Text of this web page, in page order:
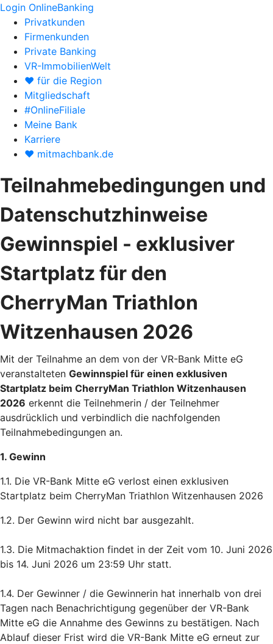
Login OnlineBanking
Privatkunden
Firmenkunden
Private Banking
VR-ImmobilienWelt
♥ für die Region
Mitgliedschaft
#OnlineFiliale
Meine Bank
Karriere
♥ mitmachbank.de
Teilnahmebedingungen und
Datenschutzhinweise
Gewinnspiel - exklusiver
Startplatz für den
CherryMan Triathlon
Witzenhausen 2026
Mit der Teilnahme an dem von der VR-Bank Mitte eG
veranstalteten Gewinnspiel für einen exklusiven
Startplatz beim CherryMan Triathlon Witzenhausen
2026 erkennt die Teilnehmerin / der Teilnehmer
ausdrücklich und verbindlich die nachfolgenden
Teilnahmebedingungen an.
1. Gewinn
1.1. Die VR-Bank Mitte eG verlost einen exklusiven
Startplatz beim CherryMan Triathlon Witzenhausen 2026
1.2. Der Gewinn wird nicht bar ausgezahlt.
1.3. Die Mitmachaktion findet in der Zeit vom 10. Juni 2026
bis 14. Juni 2026 um 23:59 Uhr statt.
1.4. Der Gewinner / die Gewinnerin hat innerhalb von drei
Tagen nach Benachrichtigung gegenüber der VR-Bank
Mitte eG die Annahme des Gewinns zu bestätigen. Nach
Ablauf dieser Frist wird die VR-Bank Mitte eG erneut zur